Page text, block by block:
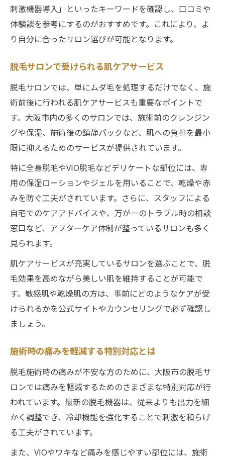
脱毛サロンで確認したいアフターケア体制
初めてでも安心な脱毛サロン利用の流れ
全身脱毛なら痛みや肌ケアも重要視したい
全身脱毛の痛みを抑える脱毛サロン特別対
脱毛サロンでの全身脱毛と肌ケアの流れ
都度払いで全身脱毛できるサロンの魅力
全身脱毛の回数や効果を高めるポイント
敏感肌対応の全身脱毛サロンの選び方
大阪の脱毛サロン特別サービス徹底チェック
大阪で注目の脱毛サロン特別サービス
脱毛サロンならではの柔軟な料金プラン
都度払い対応の脱毛サロン最新事情
大阪の脱毛サロンで受けられる特別配慮
メンズも安心な脱毛サロンサービス紹介
刺激機器導入」といったキーワードを確認し、口コミや
体験談を参考にするのがおすすめです。これにより、よ
り自分に合ったサロン選びが可能となります。
脱毛サロンで受けられる肌ケアサービス
脱毛サロンでは、単にムダ毛を処理するだけでなく、施
術前後に行われる肌ケアサービスも重要なポイントで
す。大阪市内の多くのサロンでは、施術前のクレンジン
グや保湿、施術後の鎮静パックなど、肌への負担を最小
限に抑えるためのサービスが提供されています。
特に全身脱毛やVIO脱毛などデリケートな部位には、専
用の保湿ローションやジェルを用いることで、乾燥や赤
みを防ぐ工夫がされています。さらに、スタッフによる
自宅でのケアアドバイスや、万が一のトラブル時の相談
窓口など、アフターケア体制が整っているサロンも多く
見られます。
肌ケアサービスが充実しているサロンを選ぶことで、脱
毛効果を高めながら美しい肌を維持することが可能で
す。敏感肌や乾燥肌の方は、事前にどのようなケアが受
けられるかを公式サイトやカウンセリングで必ず確認し
ましょう。
施術時の痛みを軽減する特別対応とは
脱毛施術時の痛みが不安な方のために、大阪市の脱毛サ
ロンでは痛みを軽減するためのさまざまな特別対応が行
われています。最新の脱毛機器は、従来よりも出力を細
かく調整でき、冷却機能を強化することで刺激を和らげ
る工夫がされています。
また、VIOやワキなど痛みを感じやすい部位には、施術